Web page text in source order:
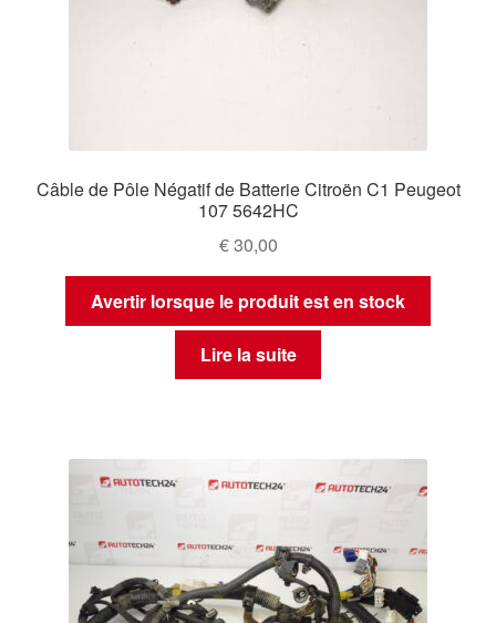
Câble de Pôle Négatif de Batterie Citroën C1 Peugeot
107 5642HC
€30,00
Avertir lorsque le produit est en stock
Lire la suite